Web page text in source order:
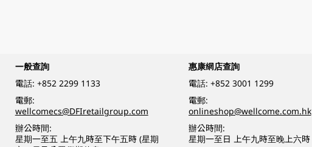
一般查詢
電話: +852 2299 1133
電郵:
wellcomecs@DFIretailgroup.com
辦公時間:
星期一至五 上午九時至下午五時 (星期
惠康網店查詢
電話: +852 3001 1299
電郵:
onlineshop@wellcome.com.hk
辦公時間:
星期一至日 上午九時至晚上六時